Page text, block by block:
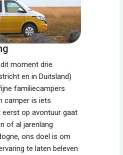
moment drie
en in Duitsland)
familiecampers
camper is iets
op avontuur gaat
of al jarenlang
ons doel is om
te laten beleven